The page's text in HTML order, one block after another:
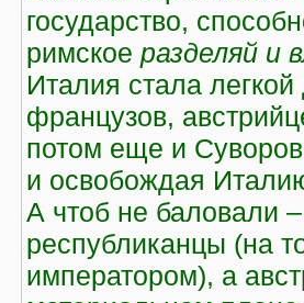
государство,
римское разделяй и
Италия стала
французов,
потом еще и
и освобождая
А чтоб не баловали
республиканцы (на
императором), а